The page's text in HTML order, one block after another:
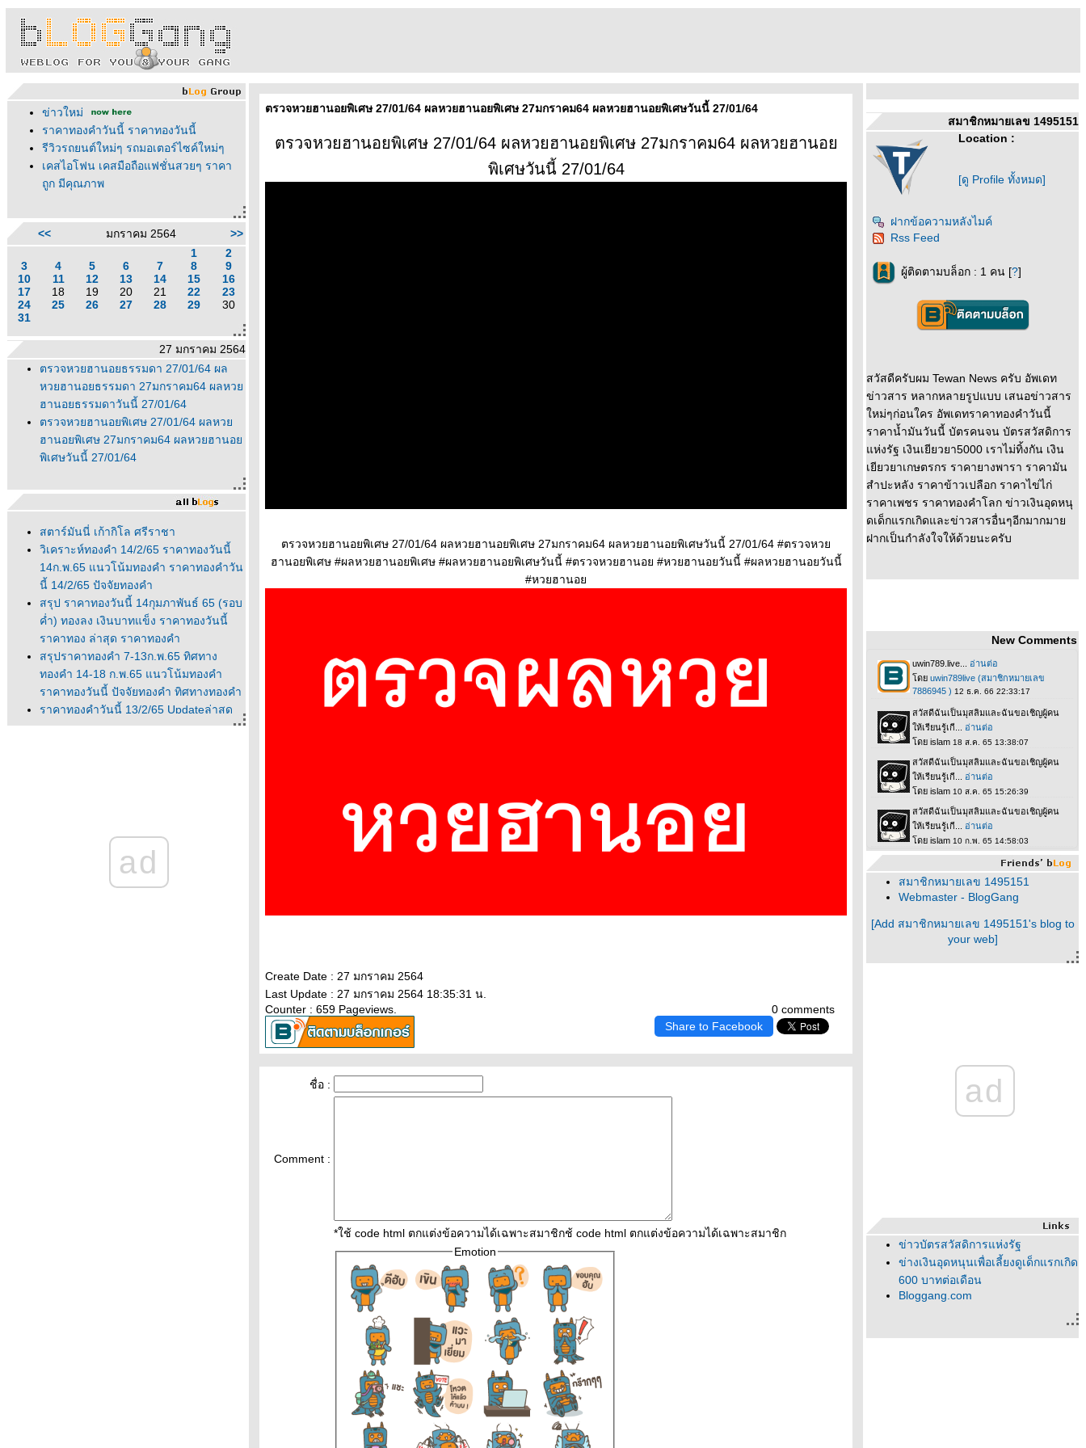
ข่าวใหม่
ราคาทองคำวันนี้ ราคาทองวันนี้
รีวิวรถยนต์ใหม่ๆ รถมอเตอร์ไซค์ใหม่ๆ
เคสไอโฟน เคสมือถือแฟชั่นสวยๆ ราคา
ถูก มีคุณภาพ
<< มกราคม 2564
>>
1
2
3
4 5 6 7 8
9
10
11 12 13 14 15
16
17
18 19 20 21 22
23
24
25 26 27 28 29
30
31
27 มกราคม 2564
ตรวจหวยฮานอยธรรมดา 27/01/64 ผล
หวยฮานอยธรรมดา 27มกราคม64 ผลหว
ฮานอยธรรมดาวันนี้ 27/01/64
ตรวจหวยฮานอยพิเศษ 27/01/64 ผลหว
ฮานอยพิเศษ 27มกราคม64 ผลหวยฮานอ
พิเศษวันนี้ 27/01/64
สตาร์มันนี่ เก้ากิโล ศรีราชา
วิเคราะห์ทองคำ 14/2/65 ราคาทองวันนี้
14ก.พ.65 แนวโน้มทองคำ ราคาทองคำวัน
นี้ 14/2/65 ปัจจัยทองคำ
สรุป ราคาทองวันนี้ 14กุมภาพันธ์ 65 (รอบ
ค่ำ) ทองลง เงินบาทแข็ง ราคาทองวันนี้
ราคาทอง ล่าสุด ราคาทองคำ
สรุปราคาทองคำ 7-13ก.พ.65 ทิศทาง
ทองคำ 14-18 ก.พ.65 แนวโน้มทองคำ
ราคาทองวันนี้ ปัจจัยทองคำ ทิศทางทองคำ
ราคาทองคำวันนี้ 13/2/65 Updateล่าสุด
ราคาทองวันนี้ 13ก.พ.65 ราคาทองคำแท่ง
11ก.พ.65 แนวโน้มทองคำ ราคาทองคำวัน
นี้ 11/2/65 ปัจจัยทองคำ ราคาท
วิเคราะห์ทองคำ 10/2/65 ราคาทองวันนี้
10ก.พ.65 แนวโน้มทองคำ ราคาทองคำวัน
ad
ตรวจหวยฮานอยพิเศษ 27/01/64 ผลหวยฮานอยพิเศษ 27มกราคม64 ผลหวยฮานอยพิเศษวันนี้ 27/01/64
ตรวจหวยฮานอยพิเศษ 27/01/64 ผลหวยฮานอยพิเศษ 27มกราคม64 ผลหวยฮานอ
พิเศษวันนี้ 27/01/64
ตรวจหวยฮานอยพิเศษ 27/01/64 ผลหวยฮานอยพิเศษ 27มกราคม64 ผลหวยฮานอยพิเศษวันนี้ 27/01/64 #ตรวจหว
ฮานอยพิเศษ #ผลหวยฮานอยพิเศษ #ผลหวยฮานอยพิเศษวันนี้ #ตรวจหวยฮานอย #หวยฮานอยวันนี้ #ผลหวยฮานอยวันนี้
#หวยฮานอ
Create Date : 27 มกราคม 2564
Last Update : 27 มกราคม 2564 18:35:31 น.
0 comments
Counter : 659 Pageviews.
Share to Facebook
ชื่อ :
Comment :
*ใช้ code html ตกแต่งข้อความได้เฉพาะสมาชิกช้ code html ตกแต่งข้อความได้เฉพาะสมาชิก
Emotion
สมาชิกหมายเลข 1495151
Location :
[ดู Profile ทั้งหมด]
ฝากข้อความหลังไมค์
Rss Feed
ผู้ติดตามบล็อก : 1 คน [?]
สวัสดีครับผม Tewan News ครับ อัพเดท
ข่าวสาร หลากหลายรูปแบบ เสนอข่าวสาร
หม่ๆก่อนใคร อัพเดทราคาทองคำวันนี้
ราคาน้ำมันวันนี้ บัตรคนจน บัตรสวัสดิการ
ห่งรัฐ เงินเยียวยา5000 เราไม่ทิ้งกัน เงิน
เยียวยาเกษตรกร ราคายางพารา ราคามัน
สำปะหลัง ราคาข้าวเปลือก ราคาไข่ไก่
ราคาเพชร ราคาทองคำโลก ข่าวเงินอุดหนุ
ดเด็กแรกเกิดและข่าวสารอื่นๆอีกมากมา
ฝากเป็นกำลังใจให้ด้วยนะครับ
New Comments
สมาชิกหมายเลข 1495151
Webmaster - BlogGang
[Add สมาชิกหมายเลข 1495151's blog to
your web]
ad
ข่าวบัตรสวัสดิการแห่งรัฐ
ข่างเงินอุดหนุนเพื่อเลี้ยงดูเด็กแรกเกิด
600 บาทต่อเดือน
Bloggang.com